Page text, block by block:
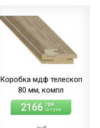
дуб
мерсо/ПВХ
(+86.00 грн)
дуб
светлый/экошпон
дуб
шале/ПВХ
Коробка мдф телескоп
80 мм, компл
2166 грн
штука